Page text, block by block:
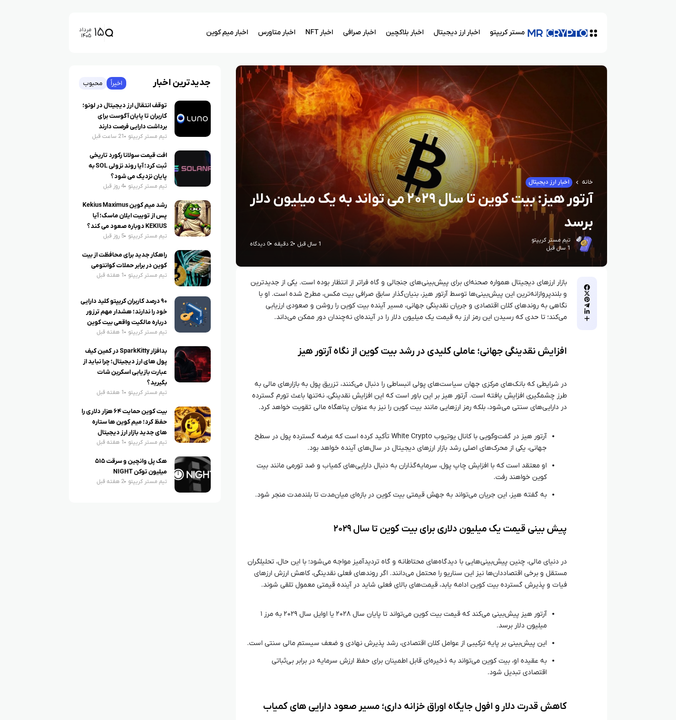
مستر کریپتو اخبار ارز دیجیتال اخبار بلاکچین اخبار صرافی اخبار NFT اخبار متاورس اخبار میم کوین ۱۵ مرداد
۱۴۰۵
خانه اخبار ارز دیجیتال
آرتور هیز: بیت کوین تا سال ۲۰۲۹ می‌ تواند به یک میلیون دلار
برسد
تیم مستر کریپتو
1 سال قبل
1 سال قبل 2 دقیقه 0 دیدگاه
بازار ارزهای دیجیتال همواره صحنه‌ای برای پیش‌بینی‌های جنجالی و گاه فراتر از انتظار بوده است. یکی از جدیدترین
و بلندپروازانه‌ترین این پیش‌بینی‌ها توسط آرتور هیز، بنیان‌گذار سابق صرافی بیت مکس، مطرح شده است. او با
نگاهی به روندهای کلان اقتصادی و جریان نقدینگی جهانی، مسیر آینده بیت کوین را روشن و صعودی ارزیابی
می‌کند؛ تا حدی که رسیدن این رمز ارز به قیمت یک میلیون دلار را در آینده‌ای نه‌چندان دور ممکن می‌داند.
افزایش نقدینگی جهانی؛ عاملی کلیدی در رشد بیت کوین از نگاه آرتور هیز
در شرایطی که بانک‌های مرکزی جهان سیاست‌های پولی انبساطی را دنبال می‌کنند، تزریق پول به بازارهای مالی به
طرز چشمگیری افزایش یافته است. آرتور هیز بر این باور است که این افزایش نقدینگی، نه‌تنها باعث تورم گسترده
در دارایی‌های سنتی می‌شود، بلکه رمز ارزهایی مانند بیت کوین را نیز به عنوان پناهگاه مالی تقویت خواهد کرد.
آرتور هیز در گفت‌وگویی با کانال یوتیوب White Crypto تأکید کرده است که عرضه گسترده پول در سطح
جهانی، یکی از محرک‌های اصلی رشد بازار ارزهای دیجیتال در سال‌های آینده خواهد بود.
او معتقد است که با افزایش چاپ پول، سرمایه‌گذاران به دنبال دارایی‌های کمیاب و ضد تورمی مانند بیت
کوین خواهند رفت.
به گفته هیز، این جریان می‌تواند به جهش قیمتی بیت کوین در بازه‌ای میان‌مدت تا بلندمدت منجر شود.
پیش‌ بینی قیمت یک میلیون دلاری برای بیت کوین تا سال ۲۰۲۹
در دنیای مالی، چنین پیش‌بینی‌هایی با دیدگاه‌های محتاطانه و گاه تردیدآمیز مواجه می‌شود؛ با این حال، تحلیلگران
مستقل و برخی اقتصاددان‌ها نیز این سناریو را محتمل می‌دانند. اگر روندهای فعلی نقدینگی، کاهش ارزش ارزهای
فیات و پذیرش گسترده بیت کوین ادامه یابد، قیمت‌های بالای فعلی شاید در آینده قیمتی معمول تلقی شوند.
آرتور هیز پیش‌بینی می‌کند که قیمت بیت کوین می‌تواند تا پایان سال ۲۰۲۸ یا اوایل سال ۲۰۲۹ به مرز ۱
میلیون دلار برسد.
این پیش‌بینی بر پایه ترکیبی از عوامل کلان اقتصادی، رشد پذیرش نهادی و ضعف سیستم مالی سنتی است.
به عقیده او، بیت کوین می‌تواند به ذخیره‌ای قابل اطمینان برای حفظ ارزش سرمایه در برابر بی‌ثباتی
اقتصادی تبدیل شود.
کاهش قدرت دلار و افول جایگاه اوراق خزانه‌ داری؛ مسیر صعود دارایی‌ های کمیاب
جدیدترین اخبار اخیراً محبوب
توقف انتقال ارز دیجیتال در لونو؛
کاربران تا پایان آگوست برای
برداشت دارایی فرصت دارند
تیم مستر کریپتو 21 ساعت قبل
افت قیمت سولانا رکورد تاریخی
ثبت کرد؛ آیا روند نزولی SOL به
پایان نزدیک می شود؟
تیم مستر کریپتو 4 روز قبل
رشد میم کوین Kekius Maximus
پس از توییت ایلان ماسک؛ آیا
KEKIUS دوباره صعود می کند؟
تیم مستر کریپتو 5 روز قبل
راهکار جدید برای محافظت از بیت
کوین در برابر حملات کوانتومی
تیم مستر کریپتو 1 هفته قبل
۹۰ درصد کاربران کریپتو کلید دارایی
خود را ندارند؛ هشدار مهم ترزور
درباره مالکیت واقعی بیت کوین
تیم مستر کریپتو 1 هفته قبل
بدافزار SparkKitty در کمین کیف
پول های ارز دیجیتال؛ چرا نباید از
عبارت بازیابی اسکرین شات
بگیرید؟
تیم مستر کریپتو 1 هفته قبل
بیت کوین حمایت ۶۴ هزار دلاری را
حفظ کرد؛ میم کوین ها ستاره
های جدید بازار ارز دیجیتال
تیم مستر کریپتو 1 هفته قبل
هک پل وانچین و سرقت ۵۱۵
میلیون توکن NIGHT
تیم مستر کریپتو 2 هفته قبل